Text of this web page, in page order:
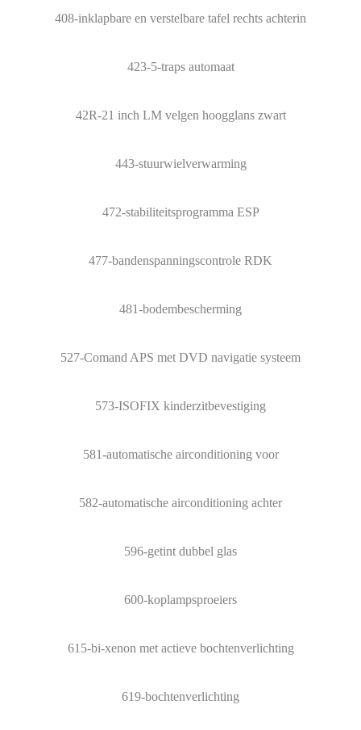
408-inklapbare en verstelbare tafel rechts achterin
423-5-traps automaat
42R-21 inch LM velgen hoogglans zwart
443-stuurwielverwarming
472-stabiliteitsprogramma ESP
477-bandenspanningscontrole RDK
481-bodembescherming
527-Comand APS met DVD navigatie systeem
573-ISOFIX kinderzitbevestiging
581-automatische airconditioning voor
582-automatische airconditioning achter
596-getint dubbel glas
600-koplampsproeiers
615-bi-xenon met actieve bochtenverlichting
619-bochtenverlichting